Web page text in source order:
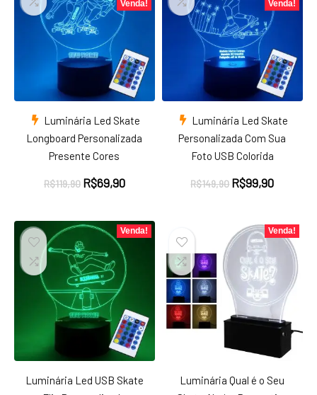
Venda!
Luminária Led Skate
Longboard Personalizada
Presente Cores
R$119,90 O
era:
R$119,90.
R$69,90O
é:
R$69,90.
Venda!
Luminária Led Skate
Personalizada Com Sua
Foto USB Colorida
R$149,90 O
era:
R$149,90.
R$99,90O
é:
Venda!
Luminária Led USB Skate
Venda!
Luminária Qual é o Seu